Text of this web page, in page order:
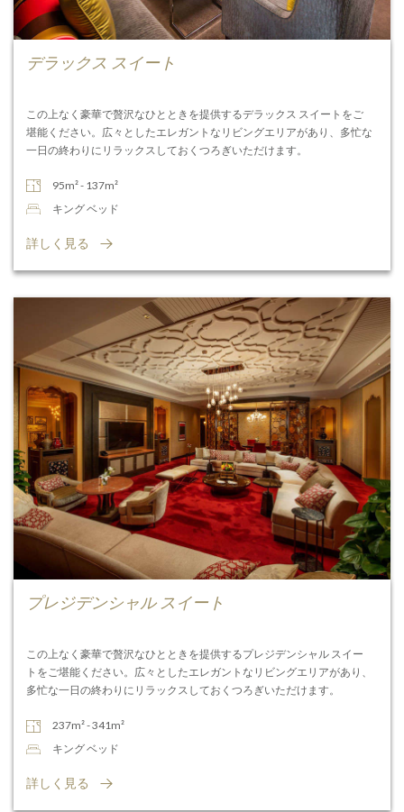
デラックス スイート
この上なく豪華で贅沢なひとときを提供するデラックス スイートをご
堪能ください。広々としたエレガントなリビングエリアがあり、多忙な
一日の終わりにリラックスしておくつろぎいただけます。
95m² - 137m²
キング ベッド
詳しく見る
プレジデンシャル スイート
この上なく豪華で贅沢なひとときを提供するプレジデンシャル スイー
トをご堪能ください。広々としたエレガントなリビングエリアがあり、
多忙な一日の終わりにリラックスしておくつろぎいただけます。
237m² - 341m²
キング ベッド
詳しく見る